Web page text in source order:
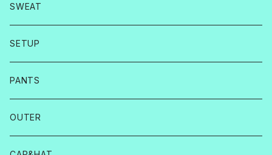
SWEAT
SETUP
PANTS
OUTER